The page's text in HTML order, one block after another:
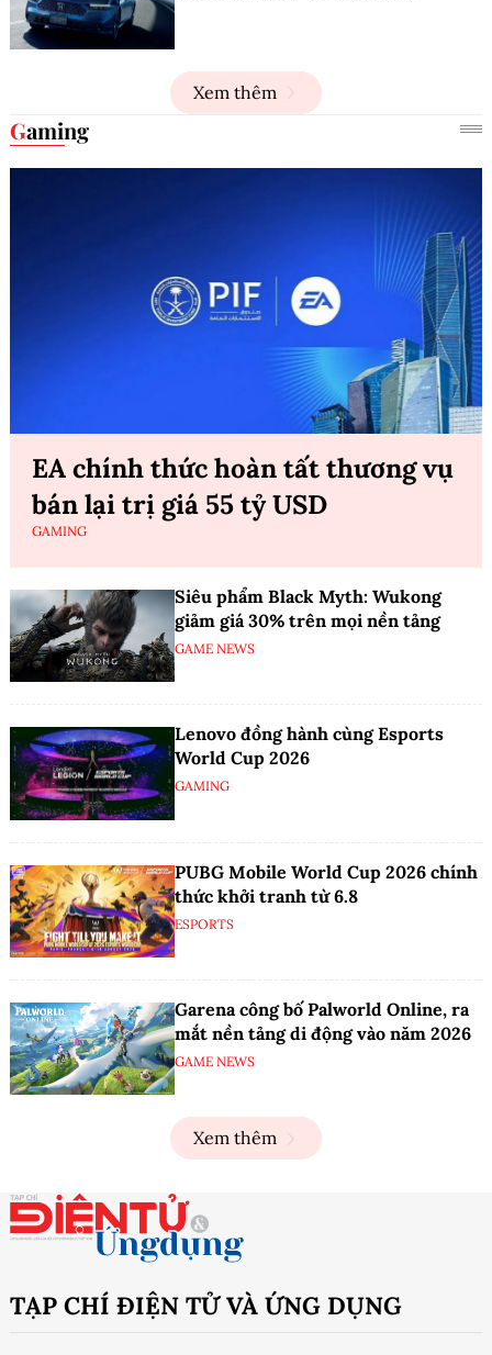
Xem thêm
Gaming
EA chính thức hoàn tất thương vụ
bán lại trị giá 55 tỷ USD
GAMING
Siêu phẩm Black Myth: Wukong
giảm giá 30% trên mọi nền tảng
GAME NEWS
Lenovo đồng hành cùng Esports
World Cup 2026
GAMING
PUBG Mobile World Cup 2026 chính
thức khởi tranh từ 6.8
ESPORTS
Garena công bố Palworld Online, ra
mắt nền tảng di động vào năm 2026
GAME NEWS
Xem thêm
TẠP CHÍ ĐIỆN TỬ VÀ ỨNG DỤNG